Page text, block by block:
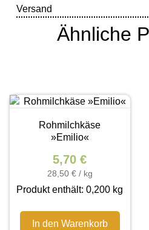
Versand
Ähnliche
Rohmilchkäse
»Emilio«
5,70€
28,50 €/ kg
Produkt enthält: 0,200 kg
In den Warenkorb